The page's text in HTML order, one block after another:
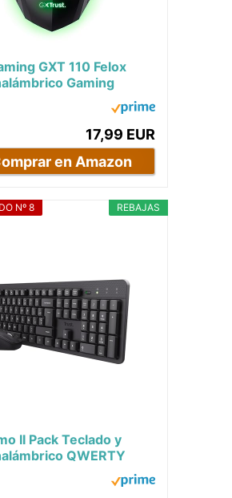
GXT 110 Felox
Gaming
17,99 EUR
en Amazon
REBAJAS
Nº 8
II Pack Teclado y
QWERTY
Botones Silenciosos,